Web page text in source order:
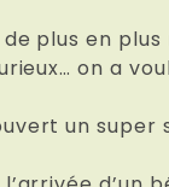
de plus en
on a
un super